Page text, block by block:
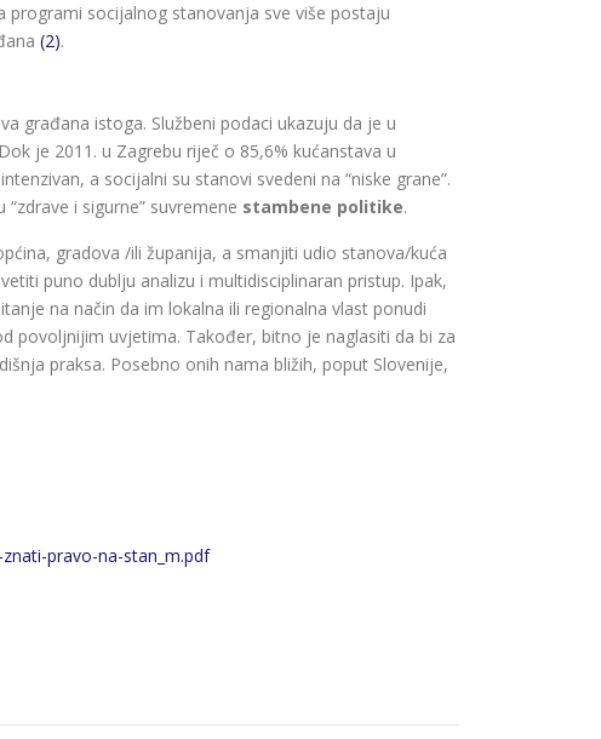
socijalnog stanovanja sve više postaju
(2).
građana istoga. Službeni podaci ukazuju da je u
je 2011. u Zagrebu riječ o 85,6% kućanstava u
intenzivan, a socijalni su stanovi svedeni na “niske grane”.
i sigurne” suvremene stambene politike.
gradova /ili županija, a smanjiti udio stanova/kuća
puno dublju analizu i multidisciplinaran pristup. Ipak,
na način da im lokalna ili regionalna vlast ponudi
povoljnijim uvjetima. Također, bitno je naglasiti da bi za
praksa. Posebno onih nama bližih, poput Slovenije,
pravo-na-stan_m.pdf